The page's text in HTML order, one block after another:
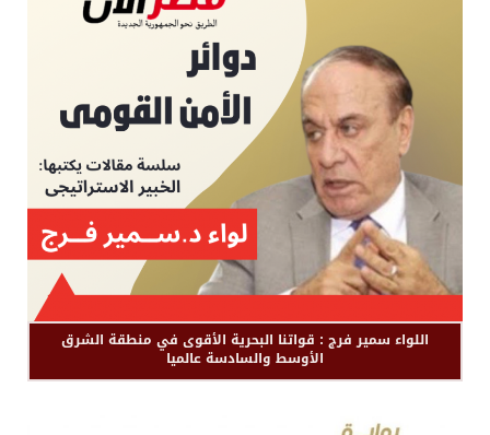
اللواء سمير فرج : قواتنا البحرية الأقوى في منطقة الشرق
الأوسط والسادسة عالميا